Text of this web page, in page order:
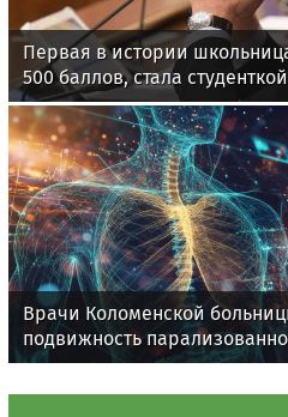
Первая в истории
500 баллов, стала
Врачи Коломенской
подвижность